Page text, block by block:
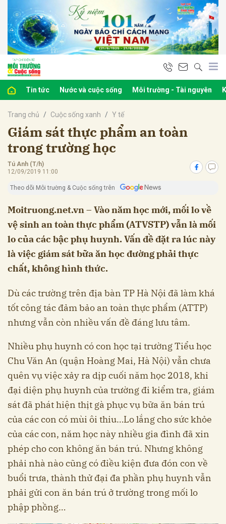
Tin tức Nước và cuộc sống Môi trường - Tài nguyên
Trang chủ Cuộc sống xanh Y tế
Giám sát thực phẩm an toàn
trong trường học
Tú Anh (T/h)
12/09/2019 11:00
Theo dõi Môi trường & Cuộc sống trên
Moitruong.net.vn – Vào năm học mới, mối lo về
vệ sinh an toàn thực phẩm (ATVSTP) vẫn là mối
lo của các bậc phụ huynh. Vấn đề đặt ra lúc này
là việc giám sát bữa ăn học đường phải thực
chất, không hình thức.
Dù các trường trên địa bàn TP Hà Nội đã làm khá
tốt công tác đảm bảo an toàn thực phẩm (ATTP)
nhưng vẫn còn nhiều vấn đề đáng lưu tâm.
Nhiều phụ huynh có con học tại trường Tiểu học
Chu Văn An (quận Hoàng Mai, Hà Nội) vẫn chưa
quên vụ việc xảy ra dịp cuối năm học 2018, khi
đại diện phụ huynh của trường đi kiểm tra, giám
sát đã phát hiện thịt gà phục vụ bữa ăn bán trú
của các con có mùi ôi thiu…Lo lắng cho sức khỏe
của các con, năm học này nhiều gia đình đã xin
phép cho con không ăn bán trú. Nhưng không
phải nhà nào cũng có điều kiện đưa đón con về
buổi trưa, thành thử đại đa phần phụ huynh vẫn
phải gửi con ăn bán trú ở trường trong mối lo
phập phồng…
luận